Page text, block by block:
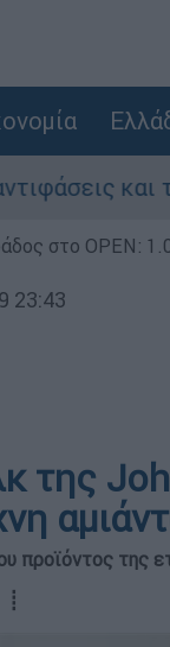
και το
στο OPEN:
23:43
της
προϊόντος της
┋